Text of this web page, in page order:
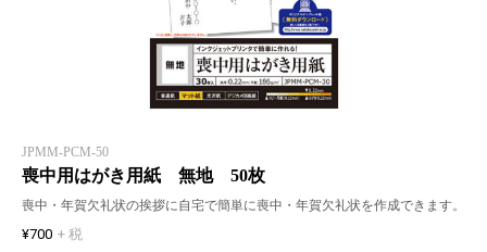
JPMM-PCM-50
喪中用はがき用紙 無地 50枚
喪中・年賀欠礼状の挨拶に自宅で簡単に喪中・年賀欠礼状を作成できます。
¥700 + 税